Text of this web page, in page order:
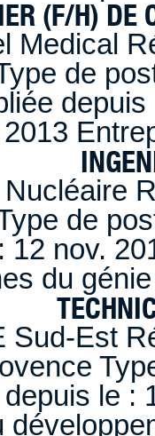
(F/H) DE
Medical
de
2013
de
12 nov.
du
Sud-Est
le :